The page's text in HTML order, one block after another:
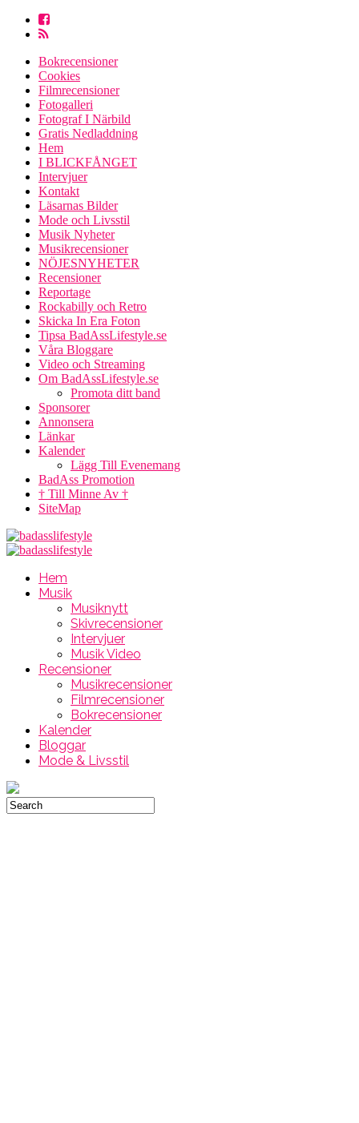
Bokrecensioner
Cookies
Filmrecensioner
Fotogalleri
Fotograf I Närbild
Gratis Nedladdning
Hem
I BLICKFÅNGET
Intervjuer
Kontakt
Läsarnas Bilder
Mode och Livsstil
Musik Nyheter
Musikrecensioner
NÖJESNYHETER
Recensioner
Reportage
Rockabilly och Retro
Skicka In Era Foton
Tipsa BadAssLifestyle.se
Våra Bloggare
Video och Streaming
Om BadAssLifestyle.se
Promota ditt band
Sponsorer
Annonsera
Länkar
Kalender
Lägg Till Evenemang
BadAss Promotion
† Till Minne Av †
SiteMap
Hem
Musik
Musiknytt
Skivrecensioner
Intervjuer
Musik Video
Recensioner
Musikrecensioner
Filmrecensioner
Bokrecensioner
Kalender
Bloggar
Mode & Livsstil